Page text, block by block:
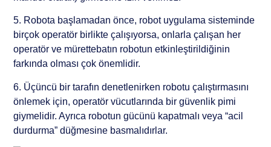
5. Robota başlamadan önce, robot uygulama sisteminde
birçok operatör birlikte çalışıyorsa, onlarla çalışan her
operatör ve mürettebatın robotun etkinleştirildiğinin
farkında olması çok önemlidir.
6. Üçüncü bir tarafın denetlenirken robotu çalıştırmasını
önlemek için, operatör vücutlarında bir güvenlik pimi
giymelidir. Ayrıca robotun gücünü kapatmalı veya “acil
durdurma” düğmesine basmalıdırlar.